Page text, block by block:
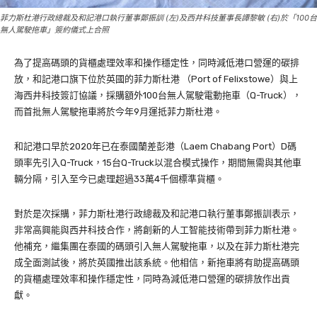
菲力斯杜港行政總裁及和記港口執行董事鄭振訓 (左)及西井科技董事長譚黎敏 (右)於「100台
無人駕駛拖車」簽約儀式上合照
為了提高碼頭的貨櫃處理效率和操作穩定性，同時減低港口營運的碳排
放，和記港口旗下位於英國的菲力斯杜港 （Port of Felixstowe）與上
海西井科技簽訂協議，採購額外100台無人駕駛電動拖車（Q-Truck），
而首批無人駕駛拖車將於今年9月運抵菲力斯杜港。
和記港口早於2020年已在泰國蘭差彭港（Laem Chabang Port）D碼
頭率先引入Q-Truck，15台Q-Truck以混合模式操作，期間無需與其他車
輛分隔，引入至今已處理超過33萬4千個標準貨櫃。
對於是次採購，菲力斯杜港行政總裁及和記港口執行董事鄭振訓表示，
非常高興能與西井科技合作，將創新的人工智能技術帶到菲力斯杜港。
他補充，繼集團在泰國的碼頭引入無人駕駛拖車，以及在菲力斯杜港完
成全面測試後，將於英國推出該系統。他相信，新拖車將有助提高碼頭
的貨櫃處理效率和操作穩定性，同時為減低港口營運的碳排放作出貢
獻。